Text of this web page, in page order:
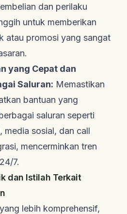
dan perilaku
untuk memberikan
atau promosi yang sangat
yang Cepat dan
Saluran: Memastikan
bantuan yang
saluran seperti
media sosial, dan call
mencerminkan tren
7.
dan Istilah Terkait
lebih komprehensif,